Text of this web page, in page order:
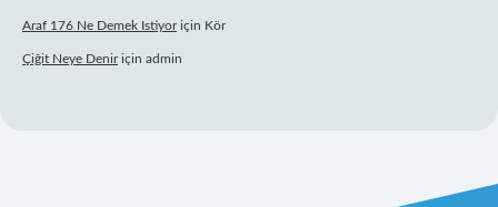
Araf 176 Ne Demek Istiyoriçin Kör
Çiğit Neye Deniriçin admin